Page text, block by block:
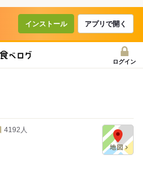
インストール アプリで開く
ログイン
4192 人